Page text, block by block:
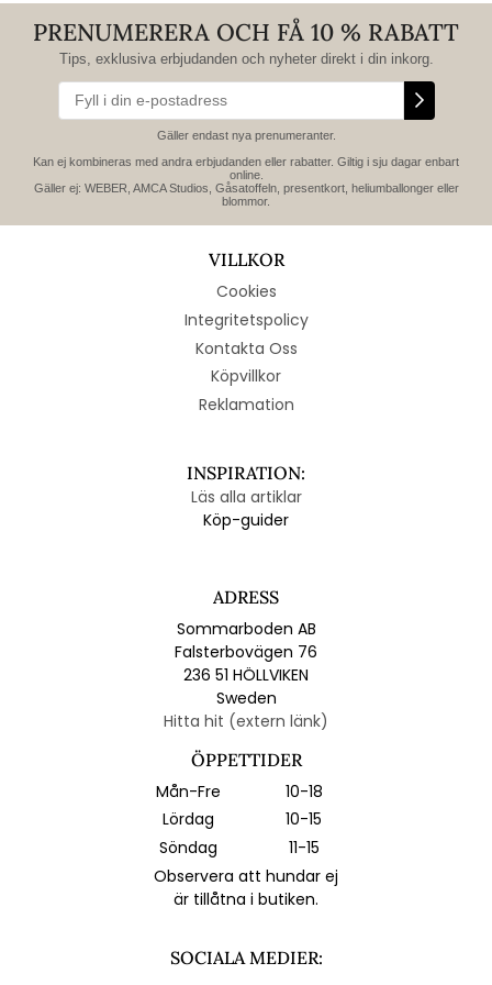
PRENUMERERA OCH FÅ 10 % RABATT
Tips, exklusiva erbjudanden och nyheter direkt i din inkorg.
Gäller endast nya prenumeranter.
Kan ej kombineras med andra erbjudanden eller rabatter. Giltig i sju dagar enbart
online.
Gäller ej: WEBER, AMCA Studios, Gåsatoffeln, presentkort, heliumballonger eller
blommor.
VILLKOR
Cookies
Integritetspolicy
Kontakta Oss
Köpvillkor
Reklamation
INSPIRATION:
Läs alla artiklar
Köp-guider
ADRESS
Sommarboden AB
Falsterbovägen 76
236 51 HÖLLVIKEN
Sweden
Hitta hit (extern länk)
ÖPPETTIDER
Mån-Fre
10-18
Lördag
10-15
Söndag
11-15
Observera att hundar ej
är tillåtna i butiken.
SOCIALA MEDIER: